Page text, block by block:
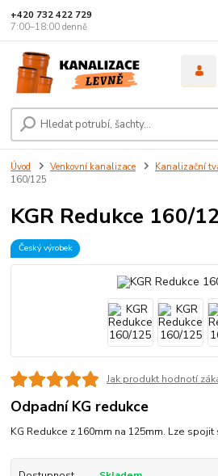
+420 732 422 729
7:00–18:00 denně
Úvod Venkovní kanalizace Kanalizační
160/125
KGR Redukce 160/
Český výrobek
Jak produkt hodnotí
Odpadní KG redukce
KG Redukce z 160mm na 125mm. Lze spojit